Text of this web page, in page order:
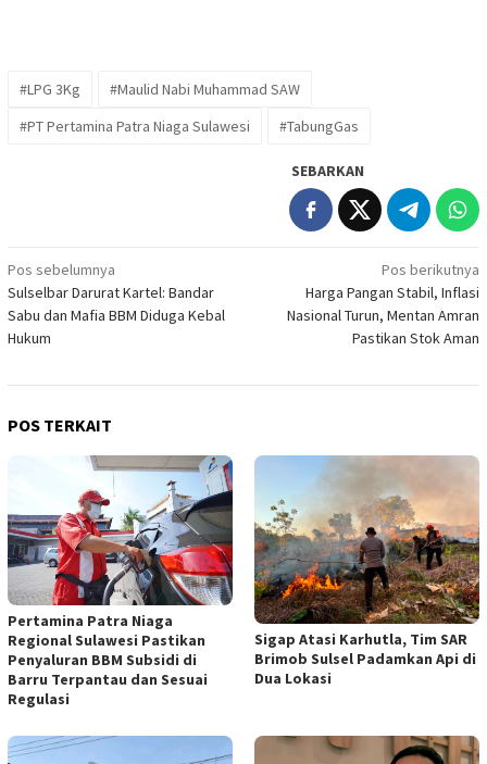
#LPG 3Kg
#Maulid Nabi Muhammad SAW
#PT Pertamina Patra Niaga Sulawesi
#TabungGas
SEBARKAN
Navigasi
pos
Pos sebelumnya
Sulselbar Darurat Kartel: Bandar
Sabu dan Mafia BBM Diduga Kebal
Hukum
Pos berikutnya
Harga Pangan Stabil, Inflasi
Nasional Turun, Mentan Amran
Pastikan Stok Aman
POS TERKAIT
Pertamina Patra Niaga
Regional Sulawesi Pastikan
Penyaluran BBM Subsidi di
Barru Terpantau dan Sesuai
Regulasi
Sigap Atasi Karhutla, Tim SAR
Brimob Sulsel Padamkan Api di
Dua Lokasi